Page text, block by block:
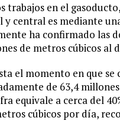
trabajos en el
y central es mediante
ha confirmado las
de metros cúbicos al
el momento en que
de 63,4
equivale a cerca del
cúbicos por día,